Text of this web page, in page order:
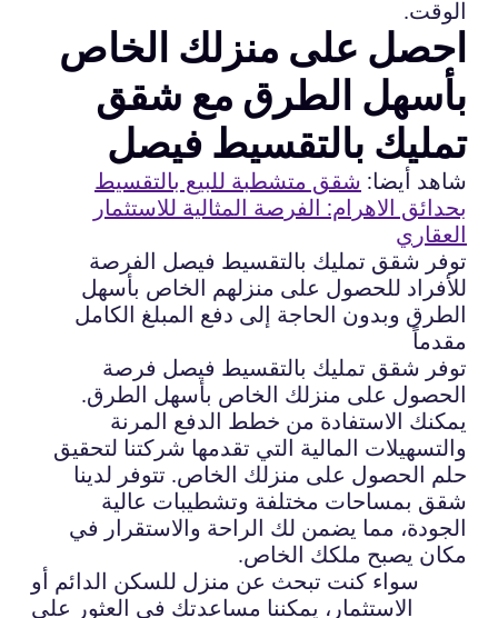
الوقت.
احصل على منزلك الخاص
بأسهل الطرق مع شقق
تمليك بالتقسيط فيصل
شاهد أيضا: شقق متشطبة للبيع بالتقسيط
بحدائق الاهرام: الفرصة المثالية للاستثمار
العقاري
توفر شقق تمليك بالتقسيط فيصل الفرصة
للأفراد للحصول على منزلهم الخاص بأسهل
الطرق وبدون الحاجة إلى دفع المبلغ الكامل
مقدماً
توفر شقق تمليك بالتقسيط فيصل فرصة
الحصول على منزلك الخاص بأسهل الطرق.
يمكنك الاستفادة من خطط الدفع المرنة
والتسهيلات المالية التي تقدمها شركتنا لتحقيق
حلم الحصول على منزلك الخاص. تتوفر لدينا
شقق بمساحات مختلفة وتشطيبات عالية
الجودة، مما يضمن لك الراحة والاستقرار في
مكان يصبح ملكك الخاص.
سواء كنت تبحث عن منزل للسكن الدائم أو
الاستثمار، يمكننا مساعدتك في العثور على